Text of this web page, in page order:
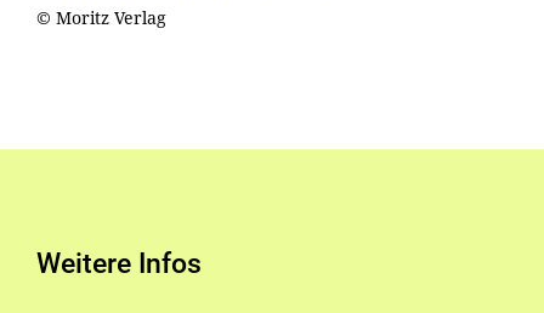
© Moritz Verlag
Weitere Infos